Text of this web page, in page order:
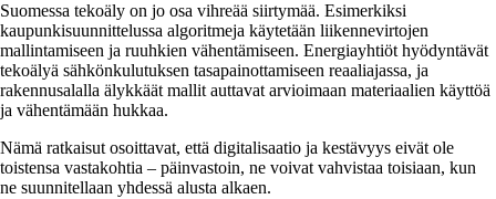
Suomessa tekoäly on jo osa vihreää siirtymää. Esimerkiksi
kaupunkisuunnittelussa algoritmeja käytetään liikennevirtojen
mallintamiseen ja ruuhkien vähentämiseen. Energiayhtiöt hyödyntävät
tekoälyä sähkönkulutuksen tasapainottamiseen reaaliajassa, ja
rakennusalalla älykkäät mallit auttavat arvioimaan materiaalien käyttöä
ja vähentämään hukkaa.
Nämä ratkaisut osoittavat, että digitalisaatio ja kestävyys eivät ole
toistensa vastakohtia – päinvastoin, ne voivat vahvistaa toisiaan, kun
ne suunnitellaan yhdessä alusta alkaen.